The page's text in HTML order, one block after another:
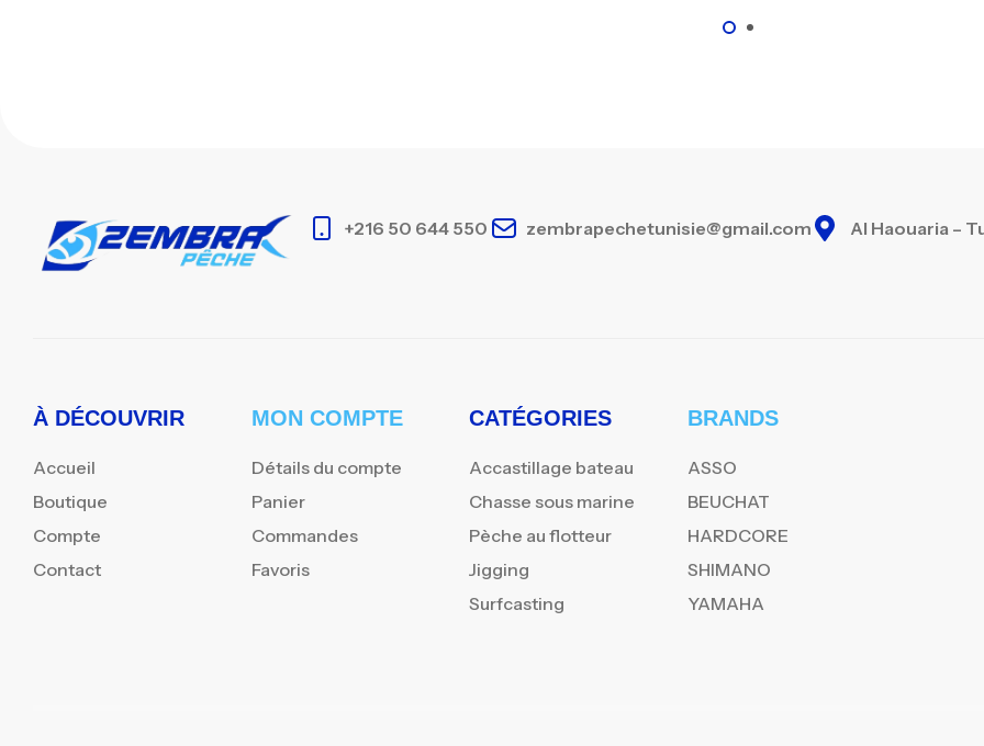
+216 50 644 550 zembrapechetunisie@gmail.com Al Haouaria –
À DÉCOUVRIR
Accueil
Boutique
Compte
Contact
MON COMPTE
Détails du compte
Panier
Commandes
Favoris
CATÉGORIES
Accastillage bateau
Chasse sous marine
Pèche au flotteur
Jigging
Surfcasting
BRANDS
ASSO
BEUCHAT
HARDCORE
SHIMANO
YAMAHA